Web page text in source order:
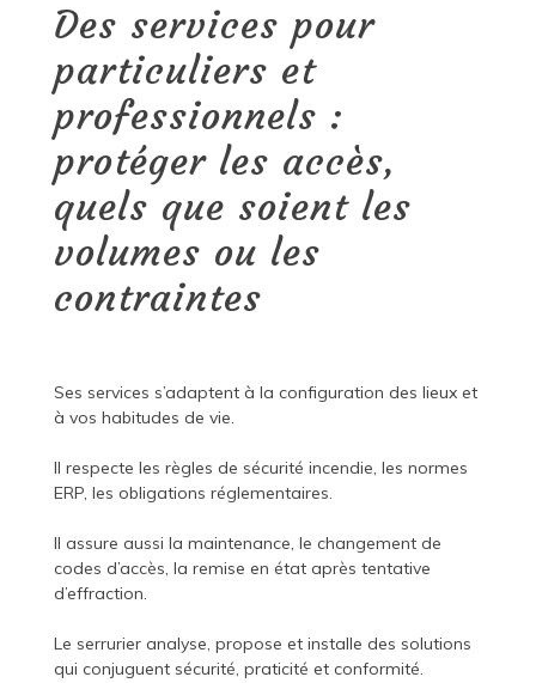
Des services pour
particuliers et
professionnels :
protéger les accès,
quels que soient les
volumes ou les
contraintes
Ses services s’adaptent à la configuration des lieux et
à vos habitudes de vie.
Il respecte les règles de sécurité incendie, les normes
ERP, les obligations réglementaires.
Il assure aussi la maintenance, le changement de
codes d’accès, la remise en état après tentative
d’effraction.
Le serrurier analyse, propose et installe des solutions
qui conjuguent sécurité, praticité et conformité.